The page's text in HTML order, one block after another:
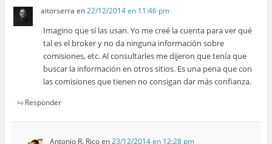
aitorserra en22/12/2014 en 11:46 pm
Imagino que sí las usan. Yo me creé la cuenta para ver qué
tal es el broker y no da ninguna información sobre
comisiones, etc. Al consultarles me dijeron que tenía que
buscar la información en otros sitios. Es una pena que con
las comisiones que tienen no consigan dar más confianza.
Responder
Antonio R. Ricoen23/12/2014 en 12:28 pm